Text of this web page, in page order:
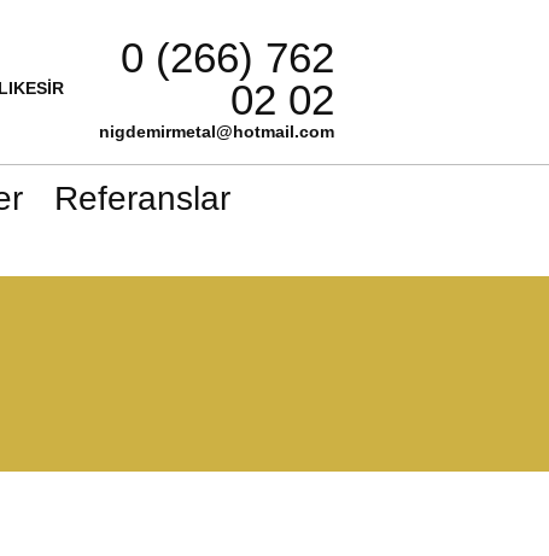
0 (266) 762
02 02
nigdemirmetal@hotmail.com
Referanslar